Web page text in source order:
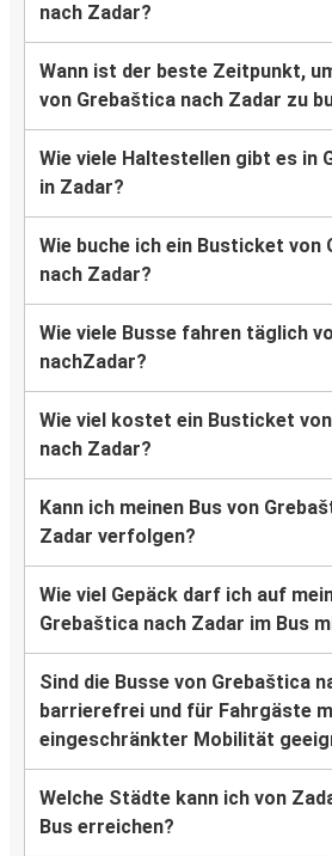
nach Zadar?
Wann ist der beste Zeitpunkt,
von Grebaštica nach Zadar zu
Wie viele Haltestellen gibt es in
in Zadar?
Wie buche ich ein Busticket von
nach Zadar?
Wie viele Busse fahren täglich
nachZadar?
Wie viel kostet ein Busticket
nach Zadar?
Kann ich meinen Bus von
Zadar verfolgen?
Wie viel Gepäck darf ich auf
Grebaštica nach Zadar im Bus
Sind die Busse von Grebaštica
barrierefrei und für Fahrgäste
eingeschränkter Mobilität
Welche Städte kann ich von
Bus erreichen?